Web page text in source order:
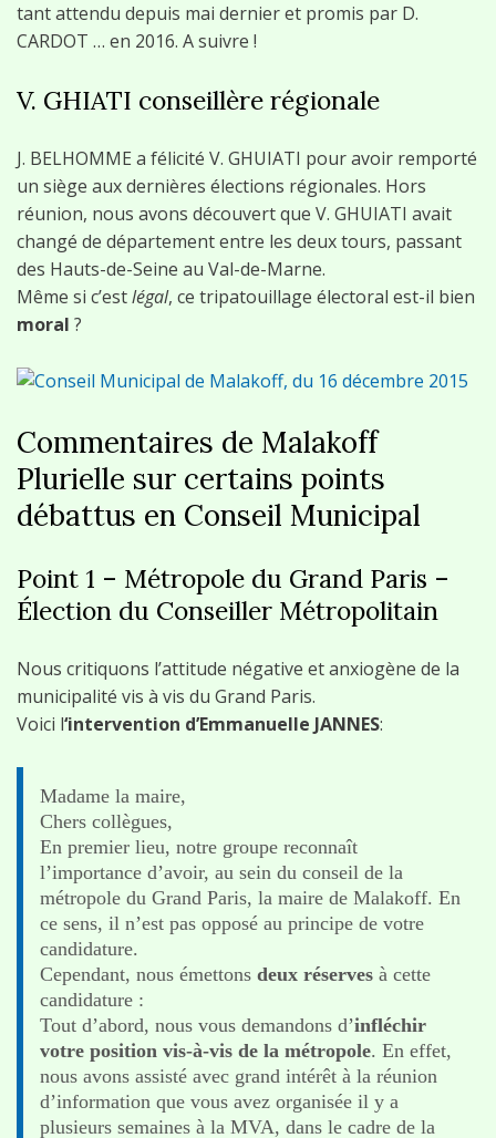
tant attendu depuis mai dernier et promis par D.
CARDOT … en 2016. A suivre !
V. GHIATI conseillère régionale
J. BELHOMME a félicité V. GHUIATI pour avoir remporté
un siège aux dernières élections régionales. Hors
réunion, nous avons découvert que V. GHUIATI avait
changé de département entre les deux tours, passant
des Hauts-de-Seine au Val-de-Marne.
Même si c’estlégal, ce tripatouillage électoral est-il bien
moral ?
Commentaires de Malakoff
Plurielle sur certains points
débattus en Conseil Municipal
Point 1 – Métropole du Grand Paris –
Élection du Conseiller Métropolitain
Nous critiquons l’attitude négative et anxiogène de la
municipalité vis à vis du Grand Paris.
Voici l‘intervention d’Emmanuelle JANNES:
Madame la maire,
Chers collègues,
En premier lieu, notre groupe reconnaît
l’importance d’avoir, au sein du conseil de la
métropole du Grand Paris, la maire de Malakoff. En
ce sens, il n’est pas opposé au principe de votre
candidature.
Cependant, nous émettons deux réserves à cette
candidature :
Tout d’abord, nous vous demandons d’infléchir
votre position vis-à-vis de la métropole. En effet,
nous avons assisté avec grand intérêt à la réunion
d’information que vous avez organisée il y a
plusieurs semaines à la MVA, dans le cadre de la